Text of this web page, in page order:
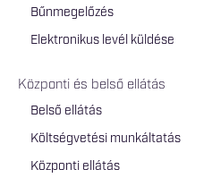
Bűnmegelőzés
Elektronikus levél küldése
Központi és belső ellátás
Belső ellátás
Költségvetési munkáltatás
Központi ellátás